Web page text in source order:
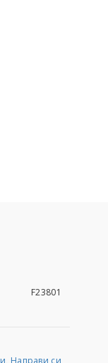
F23801
Направи си